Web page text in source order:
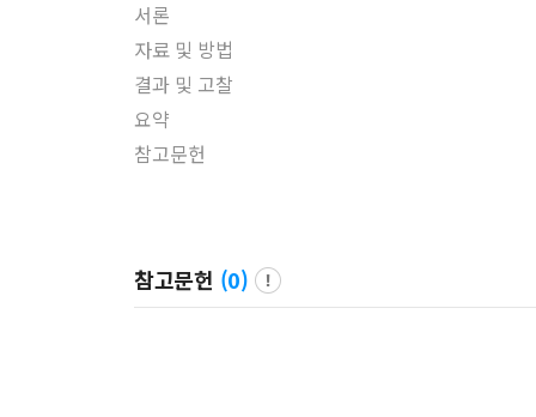
서론
자료 및 방법
결과 및 고찰
요약
참고문헌
참고문헌 (0)